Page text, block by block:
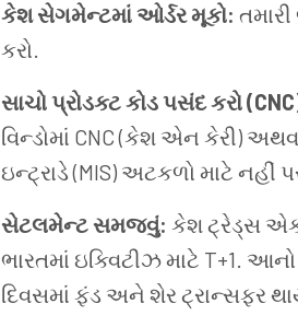
કેશ સેગમેન્ટમાં ઓર્ડર મૂકો:
કરો.
સાચો પ્રોડક્ટ કોડ પસંદ કરો
વિન્ડોમાં CNC (કેશ એન કેરી)
ઇન્ટ્રાડે (MIS) અટકળો માટે નહીં
સેટલમેન્ટ સમજવું: કેશ ટ્રેડ્સ
ભારતમાં ઇક્વિટીઝ માટે T+1.
દિવસમાં ફંડ અને શેર ટ્રાન્સફર